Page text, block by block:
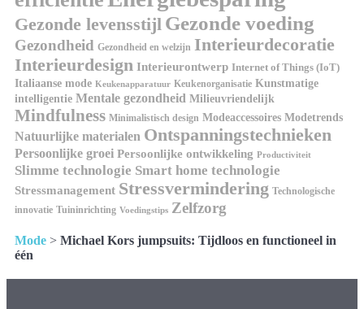
Gezonde levensstijl Gezonde voeding
Gezondheid Gezondheid en welzijn Interieurdecoratie
Interieurdesign Interieurontwerp Internet of Things (IoT)
Italiaanse mode Keukenapparatuur Keukenorganisatie Kunstmatige
intelligentie Mentale gezondheid Milieuvriendelijk
Mindfulness Minimalistisch design Modeaccessoires Modetrends
Natuurlijke materialen Ontspanningstechnieken
Persoonlijke groei Persoonlijke ontwikkeling Productiviteit
Slimme technologie Smart home technologie
Stressmanagement Stressvermindering Technologische
innovatie Tuininrichting Voedingstips Zelfzorg
Mode > Michael Kors jumpsuits: Tijdloos en functioneel in
één